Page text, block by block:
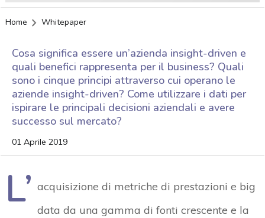
Home Whitepaper
Cosa significa essere un’azienda insight-driven e
quali benefici rappresenta per il business? Quali
sono i cinque principi attraverso cui operano le
aziende insight-driven? Come utilizzare i dati per
ispirare le principali decisioni aziendali e avere
successo sul mercato?
01 Aprile 2019
L’ acquisizione di metriche di prestazioni e big
data da una gamma di fonti crescente e la